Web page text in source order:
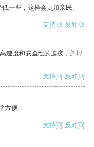
一些，这样会更加亲民。
支持[0] 反对[0]
速度和安全性的连接，并帮
支持[0] 反对[0]
方便。
支持[0] 反对[0]